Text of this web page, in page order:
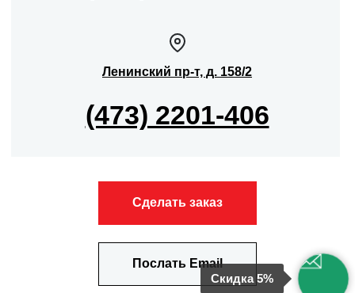
Скидка 5%
Ленинский пр-т, д. 158/2
(473) 2201-406
Сделать заказ
Послать Email